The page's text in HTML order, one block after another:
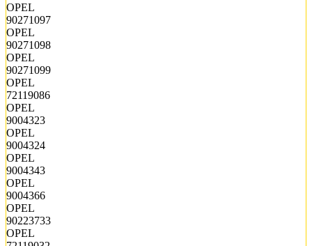
OPEL
90271097
OPEL
90271098
OPEL
90271099
OPEL
72119086
OPEL
9004323
OPEL
9004324
OPEL
9004343
OPEL
9004366
OPEL
90223733
OPEL